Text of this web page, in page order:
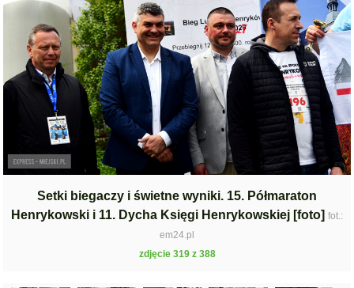
Setki biegaczy i świetne wyniki. 15. Półmaraton
Henrykowski i 11. Dycha Księgi Henrykowskiej [foto] fot.:
em24.pl
zdjęcie 319 z 388